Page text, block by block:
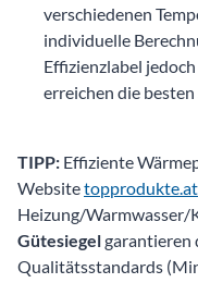
verschiedenen
individuelle
Effizienzlabel
erreichen die
TIPP: Effiziente
Websitetopprodukte.at
Heizung/Warmwasser/
Gütesiegelgarantieren
Qualitätsstandards